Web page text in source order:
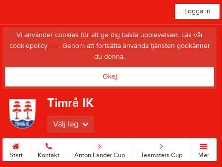
Logga in
Vi använder cookies för att ge dig bästa upplevelsen. Läs vår
cookiepolicy här. Genom att fortsätta använda tjänsten godkänner
du denna.
Okej
Timrå IK
Välj lag
Start Kontakt Anton Lander Cup Teamsters Cup Mer